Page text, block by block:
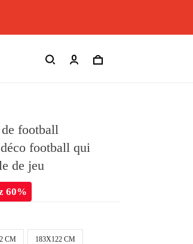
football
football qui
de jeu
60%
CM 183X122 CM